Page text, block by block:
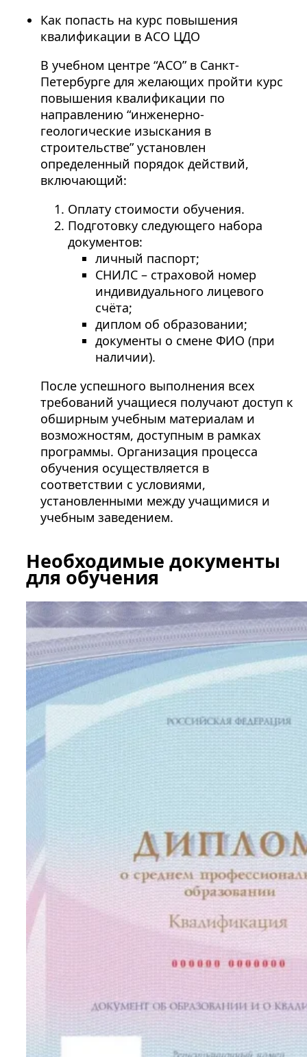
Как попасть на курс повышения
квалификации в АСО ЦДО
В учебном центре “АСО” в Санкт-
Петербурге для желающих пройти курс
повышения квалификации по
направлению “инженерно-
геологические изыскания в
строительстве” установлен
определенный порядок действий,
включающий:
Оплату стоимости обучения.
Подготовку следующего набора
документов:
личный паспорт;
СНИЛС – страховой номер
индивидуального лицевого
счёта;
диплом об образовании;
документы о смене ФИО (при
наличии).
После успешного выполнения всех
требований учащиеся получают доступ к
обширным учебным материалам и
возможностям, доступным в рамках
программы. Организация процесса
обучения осуществляется в
соответствии с условиями,
установленными между учащимися и
учебным заведением.
Необходимые документы
для обучения